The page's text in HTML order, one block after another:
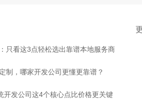
只看这3点轻松选出靠谱本地服务商
制，哪家开发公司更懂更靠谱？
开发公司这4个核心点比价格更关键